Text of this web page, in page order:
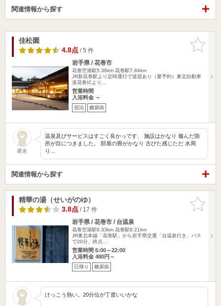
関連情報から探す
お気に入
りに追加
佳松園
4.8点/ 5 件
岩手県 / 花巻市
花巻空港駅5.38km 花巻駅7.84km
JR新花巻駅より定時運行で送迎あり（要予約）東北自動車
道花巻ICより…
営業時間
入浴料金 ～
宿泊 糖尿病
匿名
温泉及びサービスはすごく良かっです、 施設はかなり 傷んだ箇
所が目につきました。 部屋の畳がかなり 古びた感じただ 水周
り…
関連情報から探す
お気に入
りに追加
精華の湯（せいがのゆ）
3.8点/ 17 件
岩手県 / 花巻市 / 台温泉
花巻空港駅6.33km 花巻駅8.21km
JR東北本線「花巻駅」から岩手県交通「台温泉行き」バス
で20分、終点…
営業時間 6:00～22:00
入浴料金 480円～
日帰り 糖尿病
けっこう熱い。20分位が丁度いいかな